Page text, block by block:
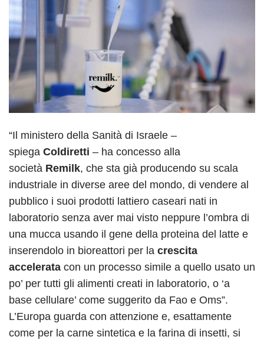
“Il ministero della Sanità di Israele –
spiega Coldiretti – ha concesso alla
società Remilk, che sta già producendo su scala
industriale in diverse aree del mondo, di vendere al
pubblico i suoi prodotti lattiero caseari nati in
laboratorio senza aver mai visto neppure l’ombra di
una mucca usando il gene della proteina del latte e
inserendolo in bioreattori per la crescita
accelerata con un processo simile a quello usato un
po’ per tutti gli alimenti creati in laboratorio, o ‘a
base cellulare’ come suggerito da Fao e Oms”.
L’Europa guarda con attenzione e, esattamente
come per la carne sintetica e la farina di insetti, si